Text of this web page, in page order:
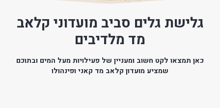
גלישת גלים סביב מועדוני קלאב
מד מלדיבים
כאן תמצאו לקט חשוב ומעניין של פעילויות מעל המים ובתוכם
שמציע מועדון קלאב מד קאני ופינהולו